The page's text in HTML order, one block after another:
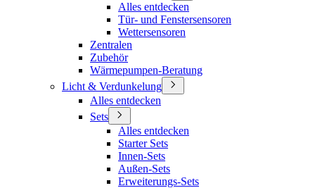
Alles entdecken
Tür- und Fenstersensoren
Wettersensoren
Zentralen
Zubehör
Wärmepumpen-Beratung
Licht & Verdunkelung
Alles entdecken
Sets
Alles entdecken
Starter Sets
Innen-Sets
Außen-Sets
Erweiterungs-Sets